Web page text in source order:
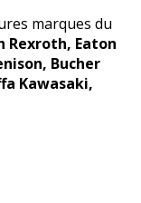
marques du
Rexroth, Eaton
Bucher
Kawasaki,